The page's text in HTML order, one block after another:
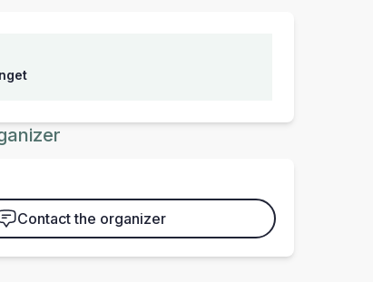
Contact the organizer